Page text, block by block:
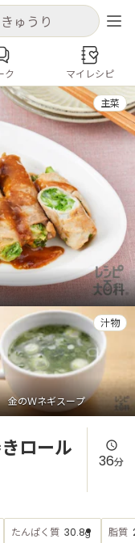
キャンセル
きます
新規登録
キャンセル
コンテンツ
うもろこし
ク マイレシピ
主菜
金のＷネギスープ
汁物
ロール
36分
たんぱく質 30.8g 脂質